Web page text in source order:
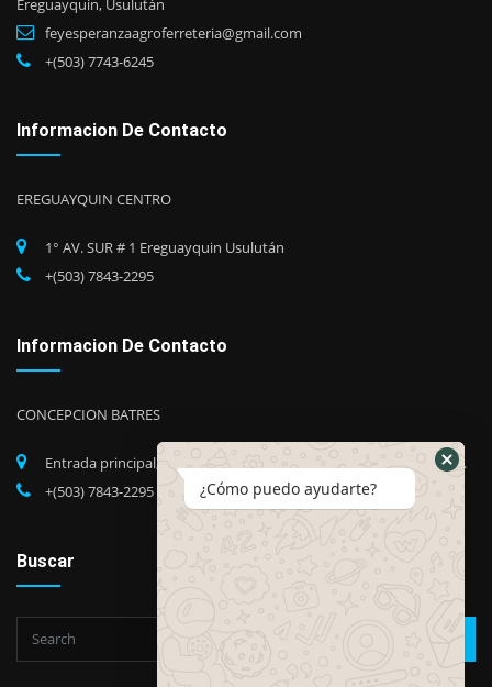
feyesperanzaagroferreteria@gmail.com
+(503) 7743-6245
Informacion De Contacto
EREGUAYQUIN CENTRO
1° AV. SUR # 1 Ereguayquin Usulután
+(503) 7843-2295
Informacion De Contacto
CONCEPCION BATRES
Entrada principal, Barrio Candelaria, Concepción Batres, Usuluán.
+(503) 7843-2295
Buscar
¿Cómo puedo ayudarte?